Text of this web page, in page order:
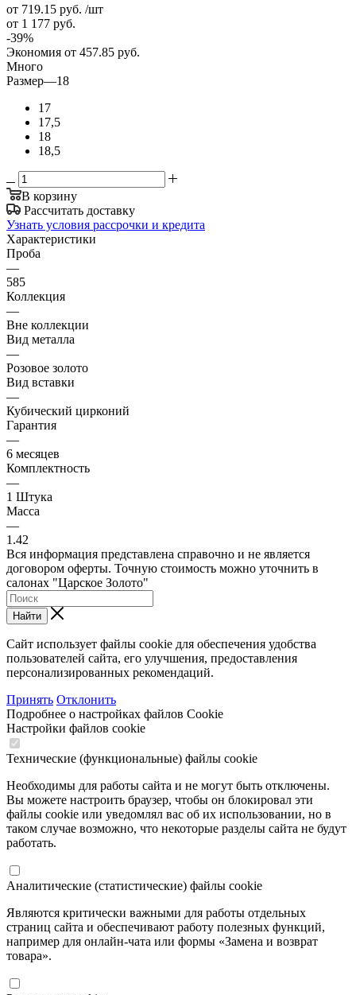
от 719.15 руб. /шт
от 1 177 руб.
-39%
Экономия от 457.85 руб.
Много
Размер—18
17
17,5
18
18,5
В корзину
Рассчитать доставку
Узнать условия рассрочки и кредита
Характеристики
Проба
—
585
Коллекция
—
Вне коллекции
Вид металла
—
Розовое золото
Вид вставки
—
Кубический цирконий
Гарантия
—
6 месяцев
Комплектность
—
1 Штука
Масса
—
1.42
Вся информация представлена справочно и не является
договором оферты. Точную стоимость можно уточнить в
салонах "Царское Золото"
Найти
Сайт использует файлы cookie для обеспечения удобства
пользователей сайта, его улучшения, предоставления
персонализированных рекомендаций.
Принять Отклонить
Подробнее о настройках файлов Cookie
Настройки файлов cookie
Технические (функциональные) файлы cookie
Необходимы для работы сайта и не могут быть отключены.
Вы можете настроить браузер, чтобы он блокировал эти
файлы cookie или уведомлял вас об их использовании, но в
таком случае возможно, что некоторые разделы сайта не будут
работать.
Аналитические (статистические) файлы cookie
Являются критически важными для работы отдельных
страниц сайта и обеспечивают работу полезных функций,
например для онлайн-чата или формы «Замена и возврат
товара».